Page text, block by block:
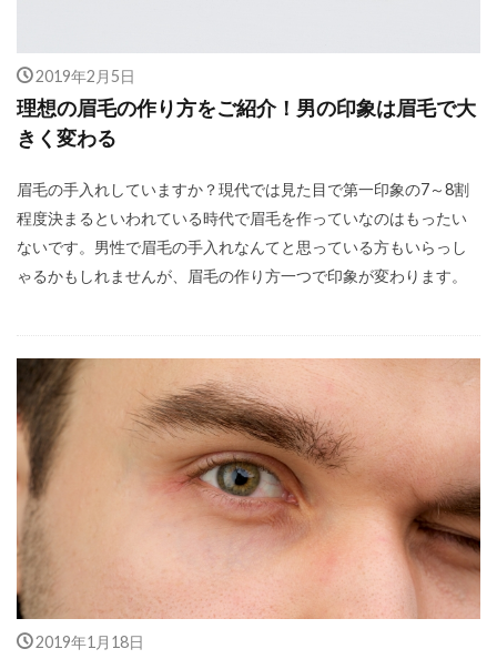
2019年2月5日
理想の眉毛の作り方をご紹介！男の印象は眉毛で大
きく変わる
眉毛の手入れしていますか？現代では見た目で第一印象の7～8割
程度決まるといわれている時代で眉毛を作っていなのはもったい
ないです。男性で眉毛の手入れなんてと思っている方もいらっし
ゃるかもしれませんが、眉毛の作り方一つで印象が変わります。
2019年1月18日